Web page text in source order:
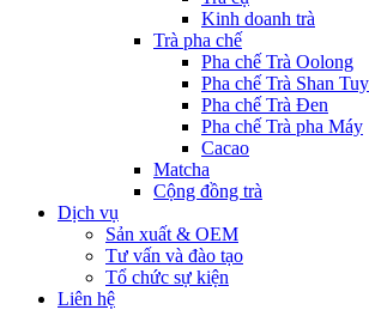
Kinh doanh trà
Trà pha chế
Pha chế Trà Oolong
Pha chế Trà Shan
Pha chế Trà Đen
Pha chế Trà pha Máy
Cacao
Matcha
Cộng đồng trà
Dịch vụ
Sản xuất & OEM
Tư vấn và đào tạo
Tổ chức sự kiện
Liên hệ